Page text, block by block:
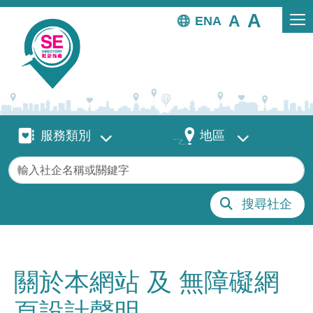
移至主內容
EN
服務類別服務類別 地區 地區
關鍵字
搜尋社企
關於本網站 及 無障礙網